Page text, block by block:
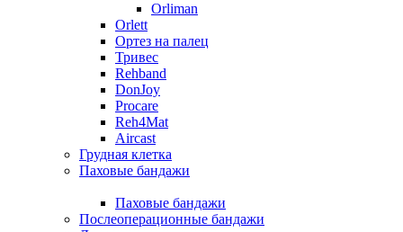
Orliman
Orlett
Ортез на палец
Тривес
Rehband
DonJoy
Procare
Reh4Mat
Aircast
Грудная клетка
Паховые бандажи
Паховые бандажи
Послеоперационные бандажи